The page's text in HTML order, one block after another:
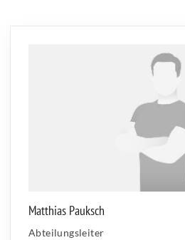
Matthias Pauksch
Abteilungsleiter